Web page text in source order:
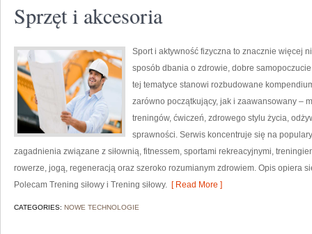
Sprzęt i akcesoria
Sport i aktywność fizyczna to znacznie więcej
sposób dbania o zdrowie, dobre
tej tematyce stanowi rozbudowane
zarówno początkujący, jak i zaawansowany –
treningów, ćwiczeń, zdrowego stylu życia,
sprawności. Serwis koncentruje się na
zagadnienia związane z siłownią, fitnessem, sportami rekreacyjnymi,
rowerze, jogą, regeneracją oraz szeroko rozumianym zdrowiem. Opis opiera
Polecam Trening siłowy i Trening siłowy. [ Read More ]
CATEGORIES: NOWE TECHNOLOGIE